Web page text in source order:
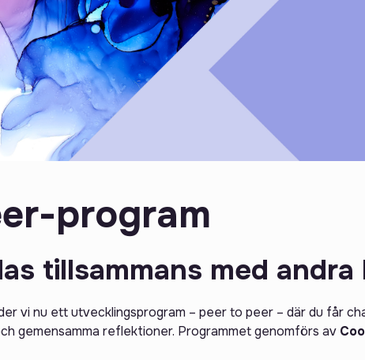
program
tillsammans med
vi nu ett utvecklingsprogram – peer to peer – där du får
gemensamma reflektioner. Programmet genomförs av